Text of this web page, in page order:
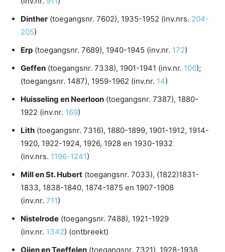
Dinther (toegangsnr. 7602), 1935-1952 (inv.nrs. 204-
205)
Erp (toegangsnr. 7689), 1940-1945 (inv.nr. 172)
Geffen (toegangsnr. 7338), 1901-1941 (inv.nr. 106);
(toegangsnr. 1487), 1959-1962 (inv.nr. 14)
Huisseling en Neerloon (toegangsnr. 7387), 1880-
1922 (inv.nr. 169)
Lith (toegangsnr. 7316), 1880-1899, 1901-1912, 1914-
1920, 1922-1924, 1926, 1928 en 1930-1932
(inv.nrs. 1196-1241)
Mill en St. Hubert (toegangsnr. 7033), (1822)1831-
1833, 1838-1840, 1874-1875 en 1907-1908
(inv.nr. 711)
Nistelrode (toegangsnr. 7488), 1921-1929
(inv.nr. 1342) (ontbreekt)
Oijen en Teeffelen (toegangsnr. 7321), 1928-1938